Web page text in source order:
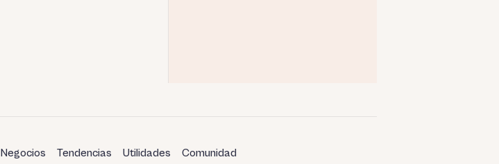
Negocios Tendencias Utilidades Comunidad